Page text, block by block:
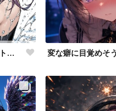
涼しげな描写とはをコンセプトにしたダイバー花梨先輩